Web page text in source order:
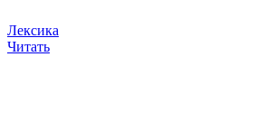
Лексика
Читать